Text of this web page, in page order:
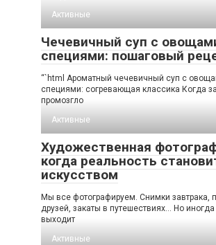
Активные
Чечевичный суп с
специями: пошаговый
“`html Ароматный чечевичный суп с
специями: согревающая классика Когда
промозгло
Активные
Художественная
когда реальность
искусством
Мы все фотографируем. Снимки завтрака,
друзей, закаты в путешествиях… Но
выходит
Активные